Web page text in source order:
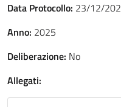
Data Protocollo: 23/12/
Anno: 2025
Deliberazione: No
Allegati: